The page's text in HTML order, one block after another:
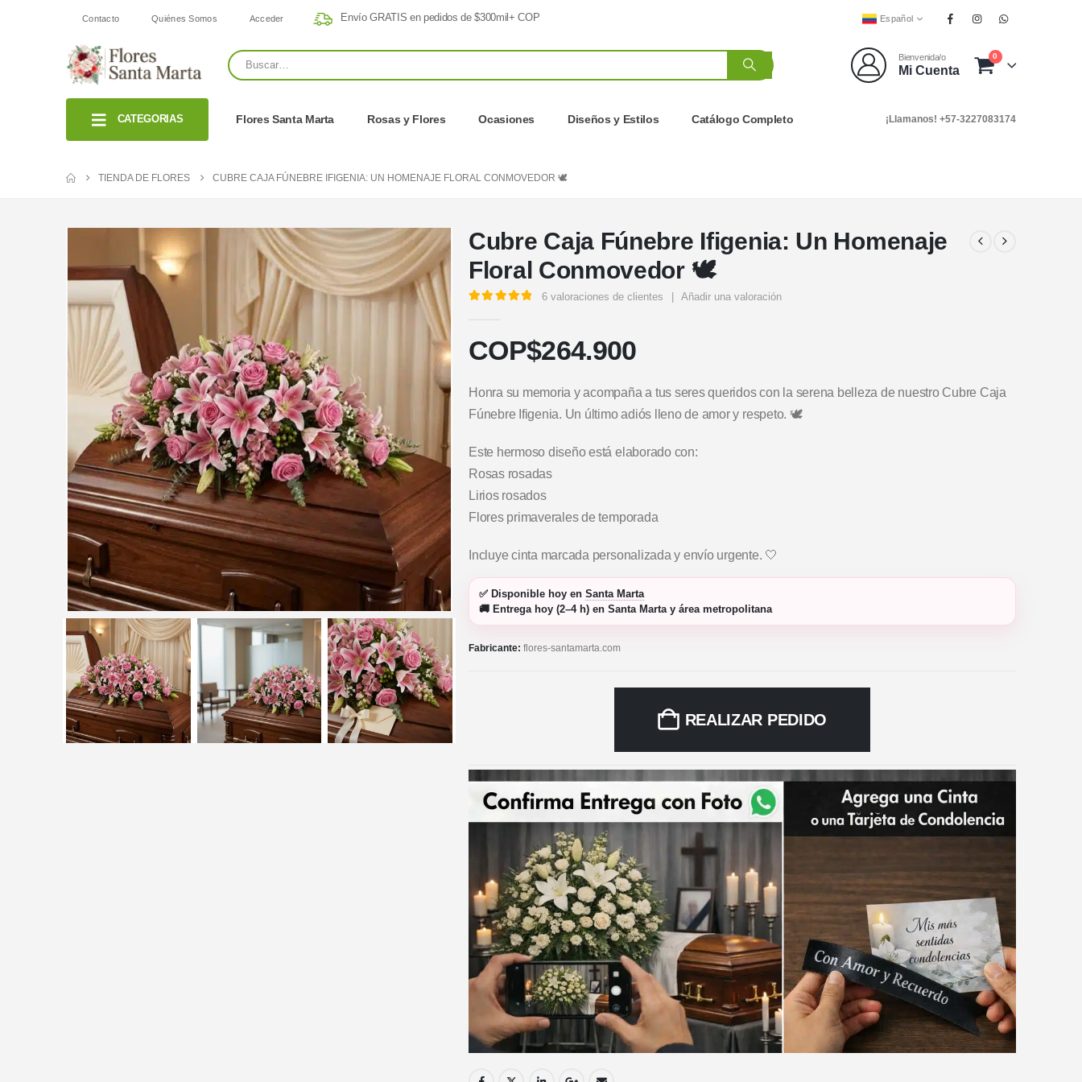
Contacto Quiénes Somos Acceder Envío GRATIS en pedidos de $300mil+ COP Español
Bienvenida/o
Mi Cuenta
0
CATEGORIAS Flores Santa Marta Rosas y Flores Ocasiones Diseños y Estilos Catálogo Completo ¡Llamanos! +57-3227083174
TIENDA DE FLORES CUBRE CAJA FÚNEBRE IFIGENIA: UN HOMENAJE FLORAL CONMOVEDOR 🕊️
Cubre Caja Fúnebre Ifigenia: Un Homenaje
Floral Conmovedor 🕊️
6 valoraciones de clientes Añadir una valoración
COP$264.900
Honra su memoria y acompaña a tus seres queridos con la serena belleza de nuestro Cubre Caja
Fúnebre Ifigenia. Un último adiós lleno de amor y respeto. 🕊️
Este hermoso diseño está elaborado con:
Rosas rosadas
Lirios rosados
Flores primaverales de temporada
Incluye cinta marcada personalizada y envío urgente. 🤍
✅ Disponible hoy en Santa Marta
🚚 Entrega hoy (2–4 h) en Santa Marta y área metropolitana
Fabricante: flores-santamarta.com
REALIZAR PEDIDO